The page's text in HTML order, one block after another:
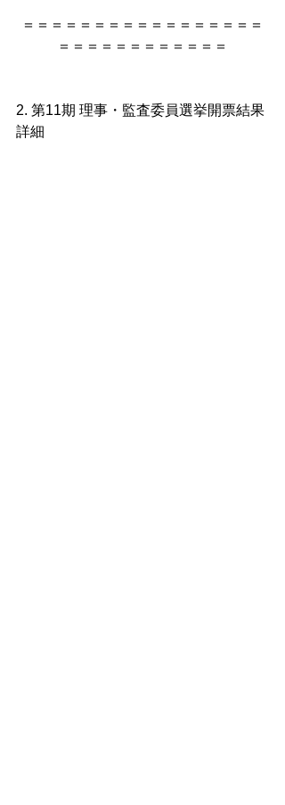
＝＝＝＝＝＝＝＝＝＝＝＝＝＝＝＝＝
＝＝＝＝＝＝＝＝＝＝＝＝
2. 第11期 理事・監査委員選挙開票結果
詳細